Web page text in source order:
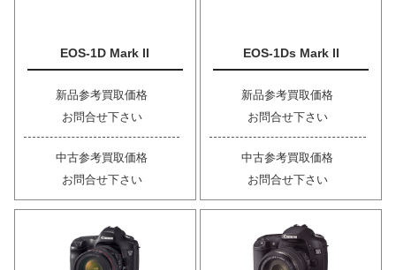
EOS-1D Mark II
新品参考買取価格
お問合せ下さい
中古参考買取価格
お問合せ下さい
EOS-1Ds Mark II
新品参考買取価格
お問合せ下さい
中古参考買取価格
お問合せ下さい